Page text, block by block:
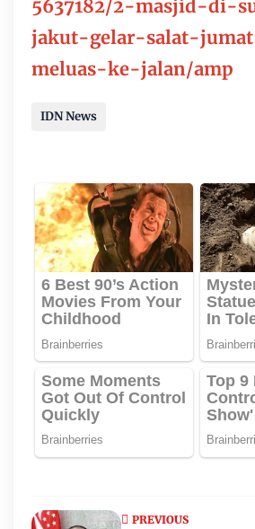
5637182/2-masjid-di-
jakut-gelar-salat-
meluas-ke-jalan/amp
IDN News
PREVIOUS